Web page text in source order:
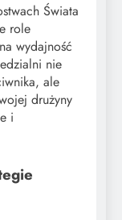
Świata
role
wydajność
nie
ale
drużyny
i